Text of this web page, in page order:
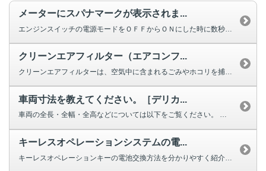
メーターにスパナマークが表示されま...
クリーンエアフィルター（エアコンフ...
クリーンエアフィルターは、空気中に含まれるごみやホコリを捕集する役割を果た...
車両寸法を教えてください。［デリカ...
車両の全長・全幅・全高などについては以下をご覧ください。 ・2025年1...
キーレスオペレーションシステムの電...
キーレスオペレーションキーの電池交換方法を分かりやすく紹介する動画をご用意...